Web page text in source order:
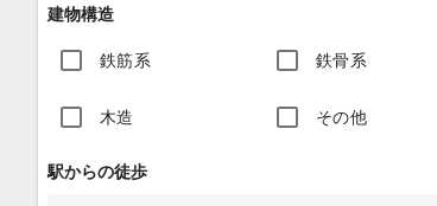
建物構造
鉄筋系 鉄骨系
木造 その他
駅からの徒歩